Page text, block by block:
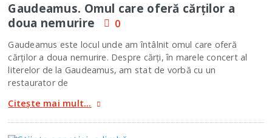
Gaudeamus. Omul care oferă cărţilor a
doua nemurire
0
Gaudeamus este locul unde am întâlnit omul care oferă
cărţilor a doua nemurire. Despre cărţi, în marele concert al
literelor de la Gaudeamus, am stat de vorbă cu un
restaurator de
Citește mai mult...